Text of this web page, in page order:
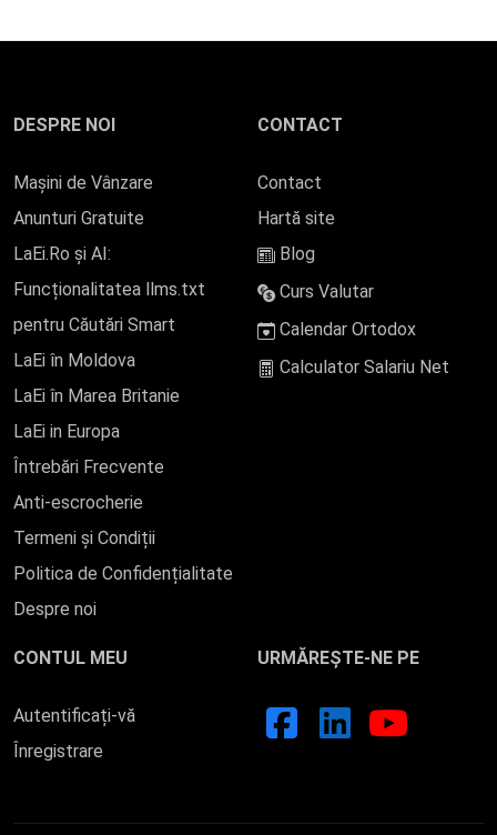
DESPRE NOI
Mașini de Vânzare
Anunturi Gratuite
LaEi.Ro și AI:
Funcționalitatea llms.txt
pentru Căutări Smart
LaEi în Moldova
LaEi în Marea Britanie
LaEi in Europa
Întrebări Frecvente
Anti-escrocherie
Termeni și Condiții
Politica de Confidențialitate
Despre noi
CONTACT
Contact
Hartă site
Blog
Curs Valutar
Calendar Ortodox
Calculator Salariu Net
CONTUL MEU
Autentificați-vă
Înregistrare
URMĂREȘTE-NE PE